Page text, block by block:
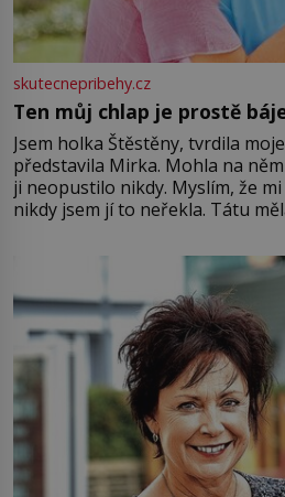
skutecnepribehy.cz
Ten můj chlap je prostě
Jsem holka Štěstěny, tvrdila
představila Mirka. Mohla na
ji neopustilo nikdy. Myslím, že
nikdy jsem jí to neřekla. Tátu
Jsme spolu moc rádi Tehdy byla